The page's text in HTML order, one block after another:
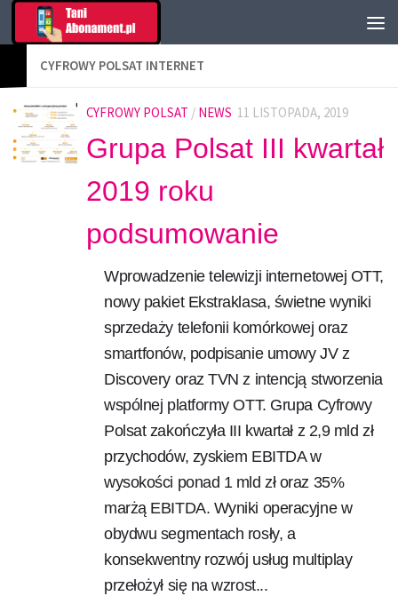
CYFROWY POLSAT INTERNET
CYFROWY POLSAT / NEWS 11 LISTOPADA, 2019
Grupa Polsat III kwartał
2019 roku
podsumowanie
Wprowadzenie telewizji internetowej OTT,
nowy pakiet Ekstraklasa, świetne wyniki
sprzedaży telefonii komórkowej oraz
smartfonów, podpisanie umowy JV z
Discovery oraz TVN z intencją stworzenia
wspólnej platformy OTT. Grupa Cyfrowy
Polsat zakończyła III kwartał z 2,9 mld zł
przychodów, zyskiem EBITDA w
wysokości ponad 1 mld zł oraz 35%
marżą EBITDA. Wyniki operacyjne w
obydwu segmentach rosły, a
konsekwentny rozwój usług multiplay
przełożył się na wzrost...